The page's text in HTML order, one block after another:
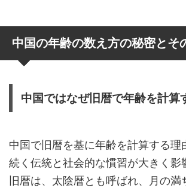
中国の年齢の数え方の秘密とそ
中国ではなぜ旧暦で年齢を計算
中国で旧暦を基に年齢を計算する理
続く伝統と社会的な慣習が大きく影
旧暦は、太陰暦とも呼ばれ、月の満